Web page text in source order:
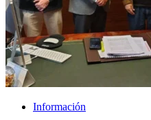
Información